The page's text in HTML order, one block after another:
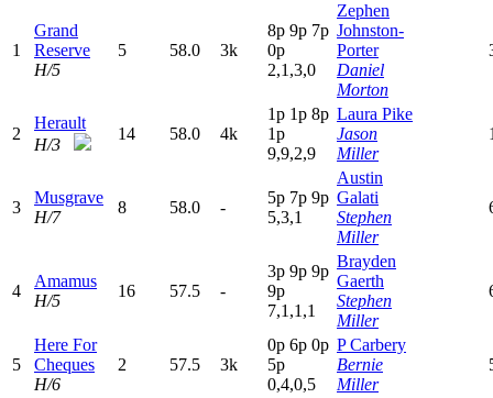
1
Grand
Reserve
H/5
5 58.0 3k
8p 9p 7p
0p
2,1,3,0
Zephen
Johnston-
Porter
Daniel
Morton
2
Herault
H/3
14 58.0 4k
1p 1p 8p
1p
9,9,2,9
Laura Pike
Jason
Miller
3
Musgrave
H/7
8 58.0 -
5p 7p 9p
5,3,1
Austin
Galati
Stephen
Miller
4
Amamus
H/5
16 57.5 -
3p 9p 9p
9p
7,1,1,1
Brayden
Gaerth
Stephen
Miller
5
Here For
Cheques
H/6
2 57.5 3k
0p 6p 0p
5p
0,4,0,5
P Carbery
Bernie
Miller